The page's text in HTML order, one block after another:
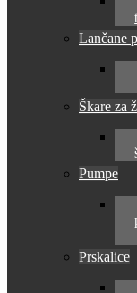
Lančane
Škare za
Pumpe
Prskalice